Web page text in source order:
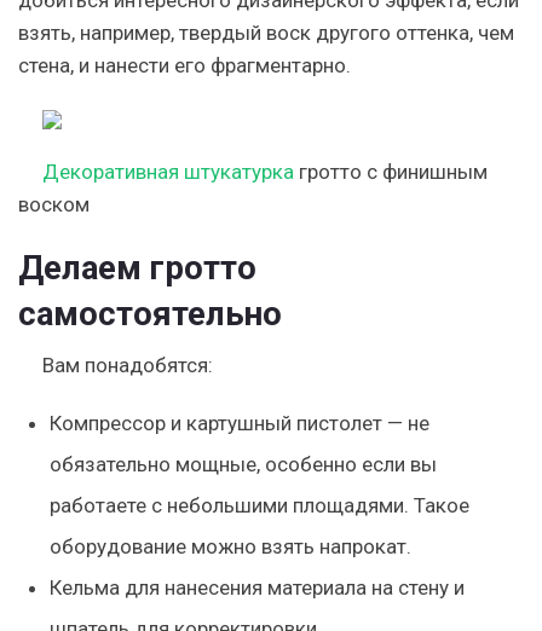
взять, например, твердый воск другого оттенка, чем
стена, и нанести его фрагментарно.
Декоративная штукатурка гротто с финишным
воском
Делаем гротто
самостоятельно
Вам понадобятся:
Компрессор и картушный пистолет — не
обязательно мощные, особенно если вы
работаете с небольшими площадями. Такое
оборудование можно взять напрокат.
Кельма для нанесения материала на стену и